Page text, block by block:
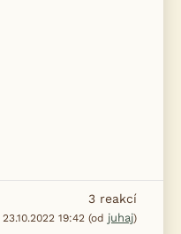
3 reakcí
23.10.2022 19:42 (od juhaj)